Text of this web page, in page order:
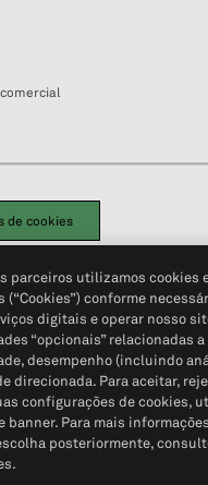
de cookies
Portal de privacidade do
Informações Pessoais© 2026
parceiros utilizamos cookies
(“Cookies”) conforme
digitais e operar nosso
“opcionais” relacionadas a
desempenho (incluindo
direcionada. Para aceitar,
configurações de cookies,
banner. Para mais
posteriormente,